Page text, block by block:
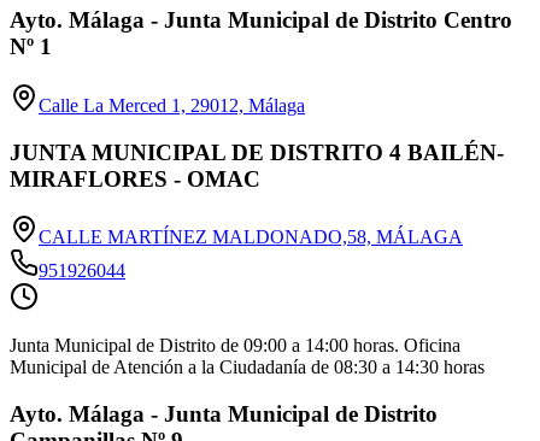
Ayto. Málaga - Junta Municipal de Distrito Centro
Nº 1
Calle La Merced 1, 29012, Málaga
JUNTA MUNICIPAL DE DISTRITO 4 BAILÉN-
MIRAFLORES - OMAC
CALLE MARTÍNEZ MALDONADO,58, MÁLAGA
951926044
Junta Municipal de Distrito de 09:00 a 14:00 horas. Oficina
Municipal de Atención a la Ciudadanía de 08:30 a 14:30 horas
Ayto. Málaga - Junta Municipal de Distrito